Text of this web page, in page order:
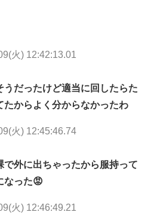
火) 12:42:13.01
うだったけど適当に回したらた
たからよく分からなかったわ
火) 12:45:46.74
で外に出ちゃったから服持って
なった😡
火) 12:46:49.21